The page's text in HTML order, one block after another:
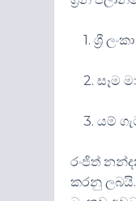
1. ශ්‍රී
2. සෑම
3. යම්
රංජිත්
කරනු